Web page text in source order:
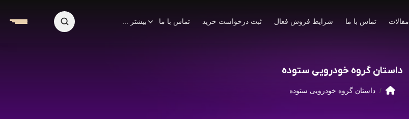
مقالات تماس با ما شرایط فروش فعال ثبت درخواست خرید تماس با ما بیشتر ...
داستان گروه خودرویی ستوده
داستان گروه خودرویی ستوده